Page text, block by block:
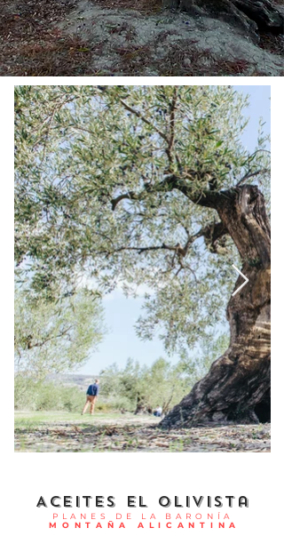
Aceites El Olivista
P L A N E S D E L A B A R O N Í A
M O N T A Ñ A A L I C A N T I N A